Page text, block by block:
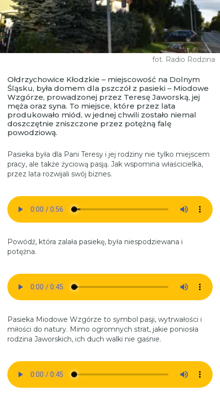
fot. Radio Rodzina
Ołdrzychowice Kłodzkie – miejscowość na Dolnym
Śląsku, była domem dla pszczół z pasieki – Miodowe
Wzgórze, prowadzonej przez Teresę Jaworską, jej
męża oraz syna. To miejsce, które przez lata
produkowało miód, w jednej chwili zostało niemal
doszczętnie zniszczone przez potężną falę
powodziową.
Pasieka była dla Pani Teresy i jej rodziny nie tylko miejscem
pracy, ale także życiową pasją. Jak wspomina właścicielka,
przez lata rozwijali swój biznes.
Powódź, która zalała pasiekę, była niespodziewana i
potężna.
Pasieka Miodowe Wzgórze to symbol pasji, wytrwałości i
miłości do natury. Mimo ogromnych strat, jakie poniosła
rodzina Jaworskich, ich duch walki nie gaśnie.